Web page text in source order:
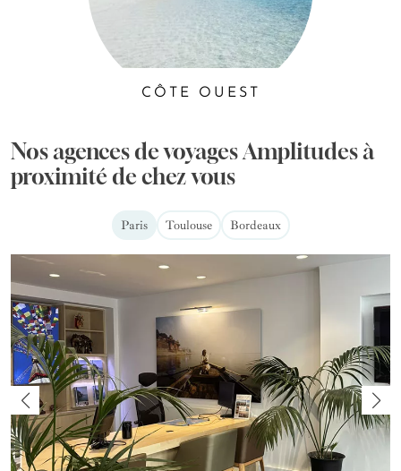
CÔTE OUEST
Nos agences de voyages Amplitudes à
proximité de chez vous
Paris Toulouse Bordeaux